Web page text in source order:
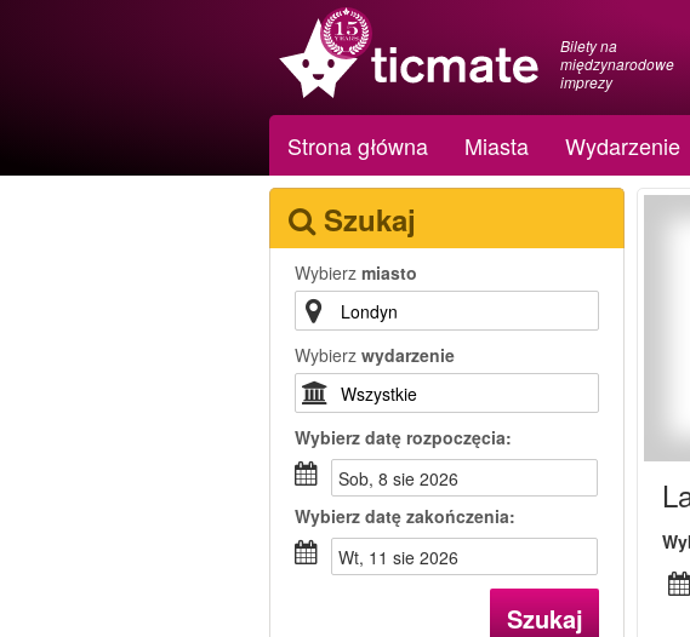
Bilety na
międzynarodowe
imprezy
Strona główna Miasta Wydarzenie
Szukaj
Wybierz miasto
Wybierz wydarzenie
Wybierz datę rozpoczęcia:
sob, 8 sie 2026
Wybierz datę zakończenia:
wt, 11 sie 2026
Szukaj